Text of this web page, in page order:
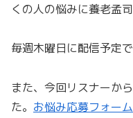
くの人の悩みに養老孟
毎週木曜日に配信予定で
また、今回リスナーか
た。 お悩み応募フォーム